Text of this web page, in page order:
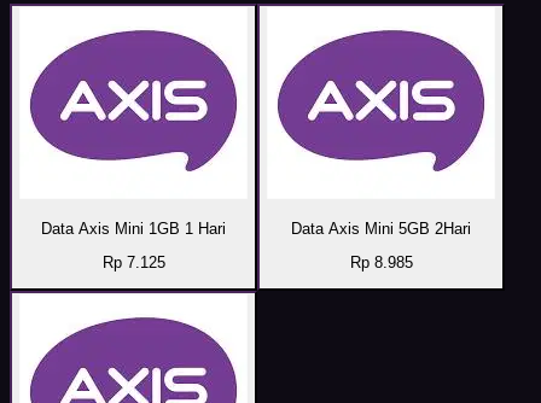
Data Axis Mini 1GB 1 Hari
Rp 7.125
Data Axis Mini 5GB 2Hari
Rp 8.985